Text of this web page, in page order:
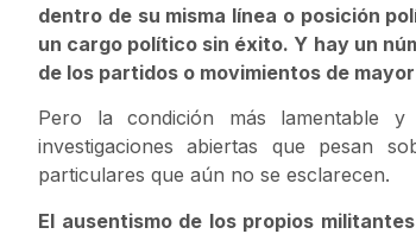
dentro de su misma línea o posición
un cargo político sin éxito. Y hay un
de los partidos o movimientos de
Pero la condición más lamentable
investigaciones abiertas que pesan
particulares que aún no se esclarecen.
El ausentismo de los propios